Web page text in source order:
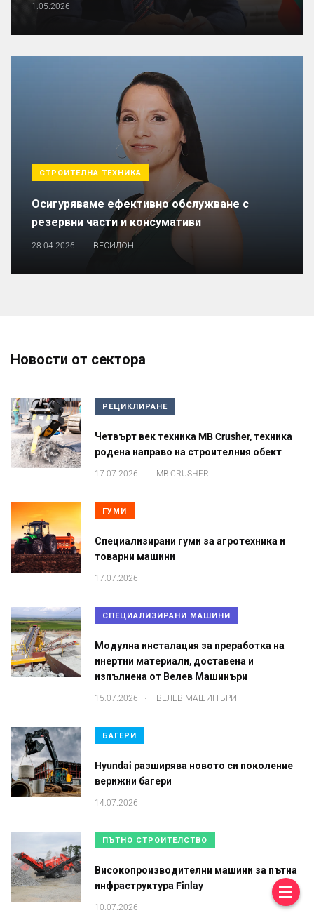
1.05.2026
СТРОИТЕЛНА ТЕХНИКА
Осигуряваме ефективно обслужване с
резервни части и консумативи
28.04.2026 . ВЕСИДОН
Новости от сектора
РЕЦИКЛИРАНЕ
Четвърт век техника MB Crusher, техника
родена направо на строителния обект
17.07.2026 . MB CRUSHER
ГУМИ
Специализирани гуми за агротехника и
товарни машини
17.07.2026
СПЕЦИАЛИЗИРАНИ МАШИНИ
Модулна инсталация за преработка на
инертни материали, доставена и
изпълнена от Велев Машинъри
15.07.2026 . ВЕЛЕВ МАШИНЪРИ
БАГЕРИ
Hyundai разширява новото си поколение
верижни багери
14.07.2026
ПЪТНО СТРОИТЕЛСТВО
Високопроизводителни машини за пътна
инфраструктура Finlay
10.07.2026